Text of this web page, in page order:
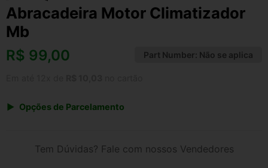
Abracadeira Motor Climatizador
Mb
R$ 99,00 Part Number: Não se aplica
Opções de Parcelamento
Tem Dúvidas? Fale com nossos Vendedores